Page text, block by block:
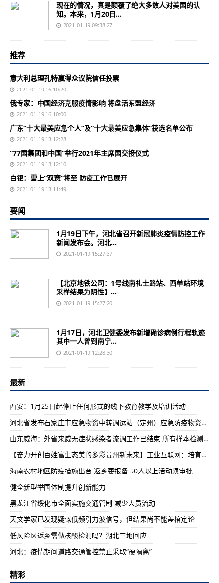
现在的情况，真是颠覆了绝大多数人对美国的认
知。本来，1月20日...
2021-01-19 09:38:27
推荐
意大利总理孔特赢得众议院信任投票
2021-01-19 16:10:20
俄专家：中国经济克服疫情影响 将盘活东盟经济
2021-01-19 16:10:00
广东“十大最美应急个人”及“十大最美应急集体”获选名单公布
2021-01-19 13:12:28
“77国集团和中国”举行2021年主席国交接仪式
2021-01-19 13:12:10
白银：雪上“双赛”将至 防疫工作已展开
2021-01-19 13:11:49
要闻
1月19日下午，河北省召开新冠肺炎疫情防控工作
新闻发布会。河北...
2021-01-19 15:27:37
【北京地铁公司：1号线南礼士路站、西单站环境
采样结果为阴性】...
2021-01-19 15:27:20
1月17日，河北卫健委发布新增确诊病例行程轨迹
其中一人曾到南宁...
2021-01-19 12:28:30
最新
西安：1月25日起停止任何形式的线下教育教学及培训活动
​河北省发布石家庄市应急物资中转调运站（定州）应急防疫物资调运流程
山东威海：外省来威无症状感染者流调工作已结束 所有样本检测均为阴性
【奋力开创百姓富生态美的多彩贵州新未来】工业互联网：培育贵州工业高质量发展新动能
​海南农村地区防疫措施出台 返乡要报备 50人以上活动须审批
健全新型举国体制提升创新能力
黑龙江省绥化市全面实施交通管制 减少人员流动
天文学家已发现疑似低频引力波信号，但结果尚不能盖棺定论
低风险区返乡需做核酸检测吗？湖北三地回应
河北：疫情期间道路交通管控禁止采取“硬隔离”
精彩